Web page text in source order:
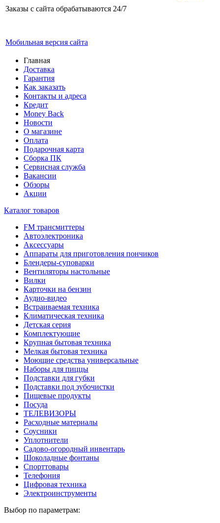
Заказы с сайта обрабатываются 24/7
Мобильная версия сайта
Главная
Доставка
Гарантия
Как заказать
Контакты и адреса
Кредит
Money Back
Новости
О магазине
Оплата
Подарочная карта
Сборка ПК
Сервисная служба
Вакансии
Обзоры
Акции
Каталог товаров
FM трансмиттеры
Автоэлектроника
Аксессуары
Аппараты для приготовления пончиков
Блендеры-суповарки
Вентиляторы настольные
Вилки
Карточки на бензин
Аудио-видео
Встраиваемая техника
Климатическая техника
Детская серия
Комплектующие
Крупная бытовая техника
Мелкая бытовая техника
Моющие средства универсальные
Наборы для пиццы
Подставки для губки
Подставки под зубочистки
Пищевые продукты
Посуда
ТЕЛЕВИЗОРЫ
Расходные материалы
Соусники
Уплотнители
Садово-огородный инвентарь
Шоколадные фонтаны
Спорттовары
Телефония
Цифровая техника
Электроинструменты
Выбор по параметрам: